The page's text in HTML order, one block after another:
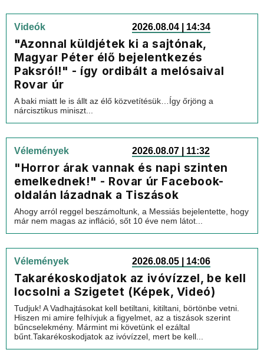
Videók 2026.08.04 | 14:34
"Azonnal küldjétek ki a sajtónak,
Magyar Péter élő bejelentkezés
Paksról!" - így ordibált a melósaival
Rovar úr
A baki miatt le is állt az élő közvetítésük…Így őrjöng a
nárcisztikus miniszt...
Vélemények 2026.08.07 | 11:32
"Horror árak vannak és napi szinten
emelkednek!" - Rovar úr Facebook-
oldalán lázadnak a Tiszások
Ahogy arról reggel beszámoltunk, a Messiás bejelentette, hogy
már nem magas az infláció, sőt 10 éve nem látot...
Vélemények 2026.08.05 | 14:06
Takarékoskodjatok az ivóvízzel, be kell
locsolni a Szigetet (Képek, Videó)
Tudjuk! A Vadhajtásokat kell betiltani, kitiltani, börtönbe vetni.
Hiszen mi amire felhívjuk a figyelmet, az a tiszások szerint
bűncselekmény. Mármint mi követünk el ezáltal
bűnt.Takarékoskodjatok az ivóvízzel, mert be kell...